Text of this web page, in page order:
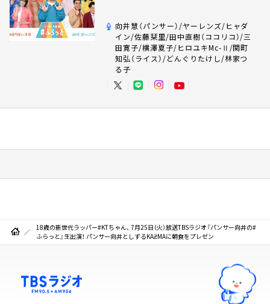
向井慧（パンサー）/ヤーレンズ/ヒャダ
イン/佐藤栞里/田中直樹（ココリコ）/三
田寛子/横澤夏子/ヒロユキMc-Ⅱ/関町
知弘（ライス）/どんぐりたけし/林家つ
る子
18歳の新世代ラッパー#KTちゃん、 7月25日（火）放送TBSラジオ『パンサー向井の#
ふらっと』生出演！ パンサー向井としずるKAƵMAに朝食をプレゼン